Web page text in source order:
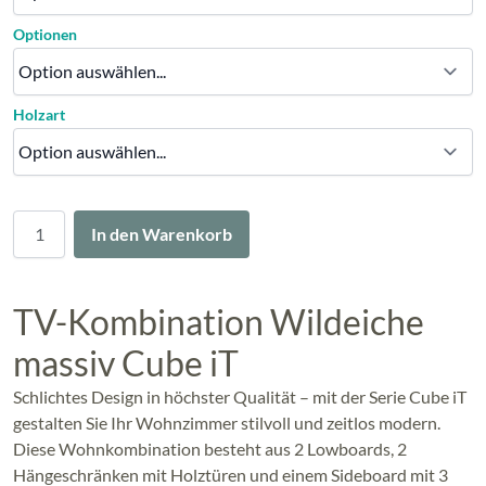
In den Warenkorb
Optionen
Holzart
TV-Kombination Wildeiche
massiv Cube iT
Schlichtes Design in höchster Qualität – mit der Serie Cube iT
gestalten Sie Ihr Wohnzimmer stilvoll und zeitlos modern.
Diese Wohnkombination besteht aus 2 Lowboards, 2
Hängeschränken mit Holztüren und einem Sideboard mit 3